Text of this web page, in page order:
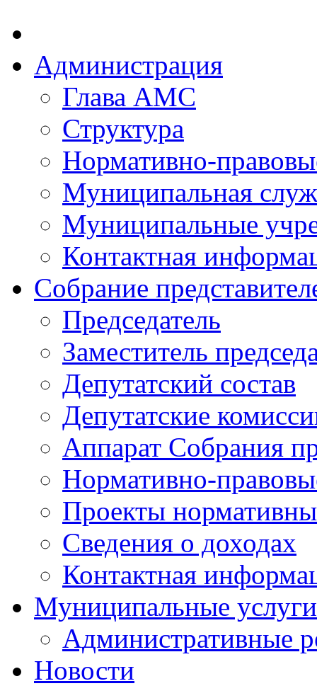
Администрация
Глава АМС
Структура
Нормативно-
Муниципальная
Муниципальные
Контактная
Собрание
Председатель
Заместитель
Депутатский состав
Депутатские
Аппарат Собрания
Нормативно-
Проекты
Сведения о доходах
Контактная
Муниципальные услуги
Административные
Новости